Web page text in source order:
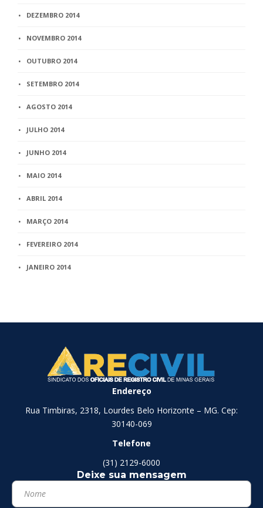
DEZEMBRO 2014
NOVEMBRO 2014
OUTUBRO 2014
SETEMBRO 2014
AGOSTO 2014
JULHO 2014
JUNHO 2014
MAIO 2014
ABRIL 2014
MARÇO 2014
FEVEREIRO 2014
JANEIRO 2014
Endereço
Rua Timbiras, 2318, Lourdes Belo Horizonte – MG. Cep:
30140-069
Telefone
(31) 2129-6000
Deixe sua mensagem